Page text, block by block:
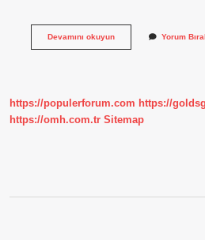
Devamını okuyunSıfatı
Yorum
https://populerforum.com https://
https://omh.com.tr Sitemap